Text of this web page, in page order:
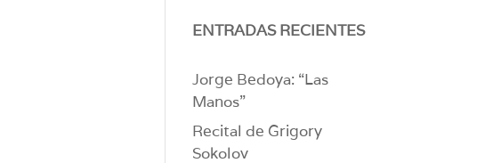
ENTRADAS RECIENTES
Jorge Bedoya: “Las
Manos”
Recital de Grigory
Sokolov